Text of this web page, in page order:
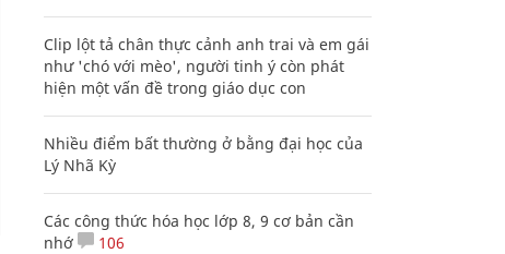
Clip lột tả chân thực cảnh anh trai và em gái
như 'chó với mèo', người tinh ý còn phát
hiện một vấn đề trong giáo dục con
Nhiều điểm bất thường ở bằng đại học của
Lý Nhã Kỳ
Các công thức hóa học lớp 8, 9 cơ bản cần
nhớ
106